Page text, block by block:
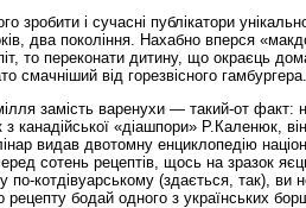
зробити і сучасні публікатори
два покоління. Нахабно вперся
то переконати дитину, що окраєць
смачніший від горезвісного гамбургера.
замість варенухи — такий-от факт:
канадійської «діашпори» Р.Каленюк,
видав двотомну енциклопедію
сотень рецептів, щось на зразок
по-котдівуарському (здається, так), ви
рецепту бодай одного з українських